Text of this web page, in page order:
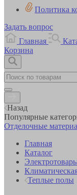
Политика
Задать вопрос
Главная
Корзина
Назад
Популярные
Отделочные
Главная
Каталог
Теплые полы